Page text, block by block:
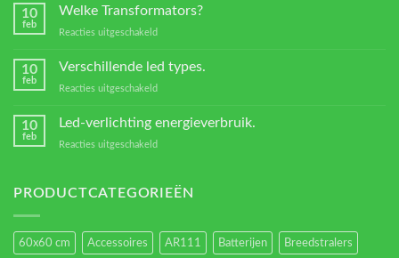
van
verlichting
10
feb
Welke Transformators?
Reacties uitgeschakeld
Transformators?
10
feb
Verschillende led types.
Reacties uitgeschakeld
led
10
feb
Led-verlichting energieverbruik.
Reacties uitgeschakeld
energieverbruik.
PRODUCTCATEGORIEËN
60x60 cm Accessoires AR111 Batterijen Breedstralers